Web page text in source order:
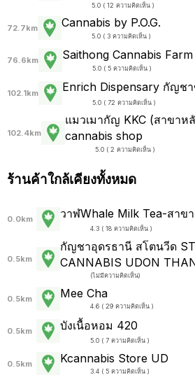
5.0 ( 12 ความคิดเห็น )
72.7km Cannabis by P.O.G.
5.0 ( 3 ความคิดเห็น )
76.6km Saithong Cannabis Farm
5.0 ( 5 ความคิดเห็น )
102.1km Enrich Dispensary กัญช
5.0 ( 72 ความคิดเห็น )
102.4km
แมวเมากัญ KKC (สาขาห
cannabis shop
5.0 ( 2 ความคิดเห็น )
ร้านค้าใกล้เคียงทั้งหมด
0.0km วาฬWhale Milk Tea-สาข
4.3 ( 18 ความคิดเห็น )
0.5km
กัญชาอุดรธานี สโตนวีด
CANNABIS UDON
(ไม่มีความคิดเห็น)
0.5km Mee Cha
4.6 ( 29 ความคิดเห็น )
0.5km บังเนื้อหอม 420
5.0 ( 7 ความคิดเห็น )
0.5km Kcannabis Store UD
3.4 ( 5 ความคิดเห็น )